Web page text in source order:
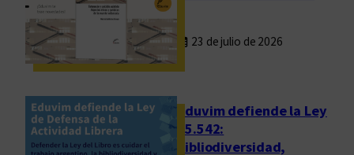
a
r
a
r
g
23 de julio de 2026
Eduvim defiende la Ley
25.542:
bibliodiversidad,